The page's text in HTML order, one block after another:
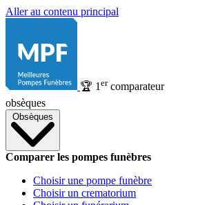
Aller au contenu principal
🏆 1 ercomparateur
obsèques
Obsèques
Comparer les pompes funèbres
Choisir une pompe funèbre
Choisir un crematorium